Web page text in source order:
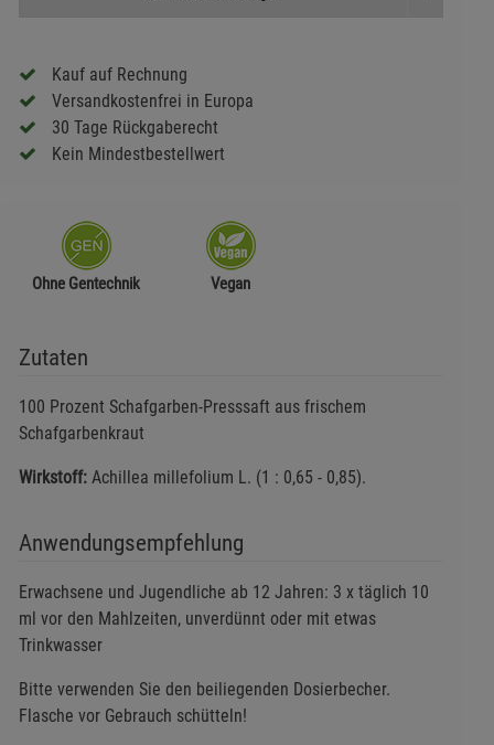
Kauf auf Rechnung
Versandkostenfrei in Europa
30 Tage Rückgaberecht
Kein Mindestbestellwert
Ohne Gentechnik Vegan
Zutaten
100 Prozent Schafgarben-Presssaft aus frischem
Schafgarbenkraut
Wirkstoff:Achillea millefolium L. (1 : 0,65 - 0,85).
Anwendungsempfehlung
Erwachsene und Jugendliche ab 12 Jahren: 3 x täglich 10
ml vor den Mahlzeiten, unverdünnt oder mit etwas
Trinkwasser
Bitte verwenden Sie den beiliegenden Dosierbecher.
Flasche vor Gebrauch schütteln!